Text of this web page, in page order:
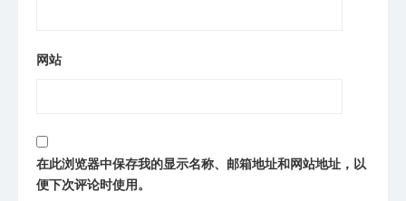
网站
在此浏览器中保存我的显示名称、邮箱地址和网站地址，以
便下次评论时使用。